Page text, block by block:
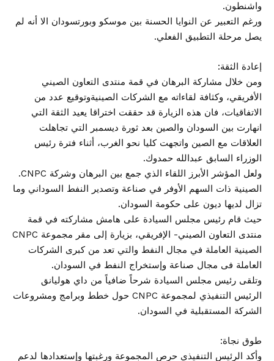
واشنطون.
ورغم التعبير عن النوايا الحسنة بين موسكو وبورتسودان الا أنه لم
يصل مرحلة التطبيق الفعلي.
إعادة الثقة:
ومن خلال مشاركة البرهان في قمة منتدى التعاون الصيني
الأفريقي، وكثافة لقاءاته مع الشركات الصينيةوتوقيع عدد من
الاتفاقيات، فان هذه الزيارة قد حققت اختراقا يعيد الثقة التي
انهارت بين السودان والصين بعد ثورة ديسمبر التي تجاهلت
العلاقات مع الصين واتجهت كليا نحو الغرب، أثناء فترة رئيس
الوزراء السابق عبدالله حمدوك.
ولعل المؤشر الأبرز اللقاء الذي جمع بين البرهان وشركة CNPC.
الصينية ذات السهم الأوفر في صناعة وتصدير النفط السوداني وما
تزال لديها ديون على حكومة السودان.
حيث قام رئيس مجلس السيادة على هامش مشاركته في قمة
منتدى التعاون الصيني- الإفريقي، بزيارة إلى مقر مجموعة CNPC
الصينية العاملة في مجال النفط والتي تعد من كبرى الشركات
العاملة فى مجال صناعة وإستخراج النفط في السودان.
وتلقى رئيس مجلس السيادة شرحاً ضافياً من داي هوليانق
الرئيس التنفيذي لمجموعة CNPC حول خطط وبرامج ومشروعات
الشركة المستقبلية في السودان.
طوق نجاة:
وأكد الرئيس التنفيذي حرص المجموعة ورغبتها وإستعدادها لدعم